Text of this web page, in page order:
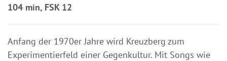
104 min, FSK 12
Anfang der 1970er Jahre wird Kreuzberg zum
Experimentierfeld einer Gegenkultur. Mit Songs wie